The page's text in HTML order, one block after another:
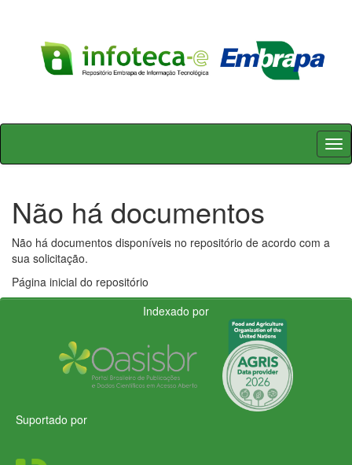
Skip
Não há documentos
Não há documentos disponíveis no repositório de acordo com a
sua solicitação.
Página inicial do repositório
Indexado por
Suportado por